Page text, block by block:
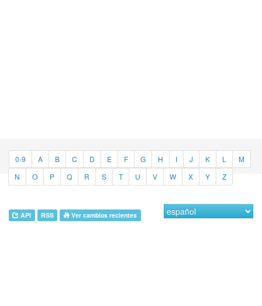
0-9 A B C D E F G H I J K L
M
N
O P Q R S T U V W X Y Z
API RSS Ver cambios recientes